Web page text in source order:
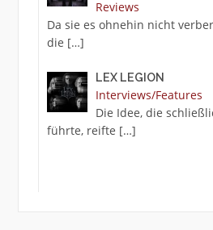
Reviews
Da sie es ohnehin nicht
die […]
LEX LEGION
Interviews/Features
Die Idee, die
führte, reifte […]